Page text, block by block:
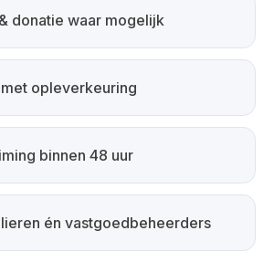
donatie waar mogelijk
opleverkeuring
binnen 48 uur
én vastgoedbeheerders